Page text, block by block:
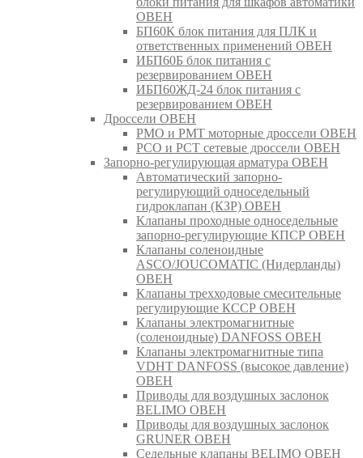
ОВЕН
БП60К блок питания для ПЛК и
ответственных применений ОВЕН
ИБП60Б блок питания с
резервированием ОВЕН
ИБП60ЖД-24 блок питания с
резервированием ОВЕН
Дроссели ОВЕН
РМО и РМТ моторные дроссели ОВЕН
РСО и РСТ сетевые дроссели ОВЕН
Запорно-регулирующая арматура ОВЕН
Автоматический запорно-
регулирующий односедельный
гидроклапан (КЗР) ОВЕН
Клапаны проходные односедельные
запорно-регулирующие КПСР ОВЕН
Клапаны соленоидные
ASCO/JOUCOMATIC (Нидерланды)
ОВЕН
Клапаны трехходовые смесительные
регулирующие КССР ОВЕН
Клапаны электромагнитные
(соленоидные) DANFOSS ОВЕН
Клапаны электромагнитные типа
VDHT DANFOSS (высокое давление)
ОВЕН
Приводы для воздушных заслонок
BELIMO ОВЕН
Приводы для воздушных заслонок
GRUNER ОВЕН
Седельные клапаны BELIMO ОВЕН